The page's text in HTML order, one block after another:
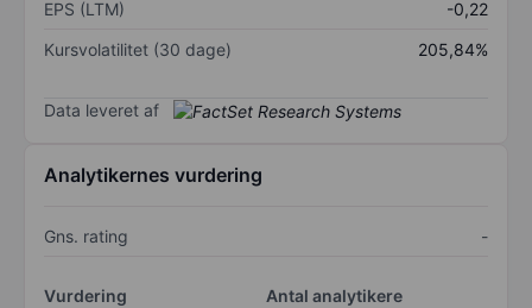
EPS (LTM)
-0,22
Kursvolatilitet (30 dage)
205,84%
Data leveret af
Analytikernes vurdering
Gns. rating -
Vurdering
Antal analytikere